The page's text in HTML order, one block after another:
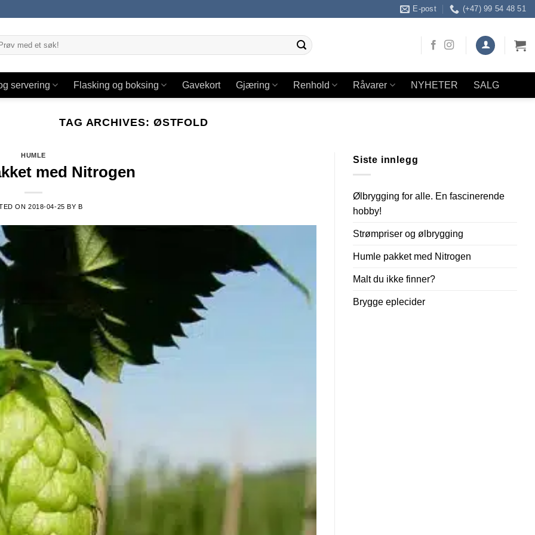
E-post (+47) 99 54 48 51
servering Flasking og boksing Gavekort Gjæring Renhold Råvarer NYHETER SALG
TAG ARCHIVES: ØSTFOLD
HUMLE
med Nitrogen
ON2018-04-25 BY B
Siste innlegg
Ølbrygging for alle. En fascinerende
hobby!
Strømpriser og ølbrygging
Humle pakket med Nitrogen
Malt du ikke finner?
Brygge eplecider